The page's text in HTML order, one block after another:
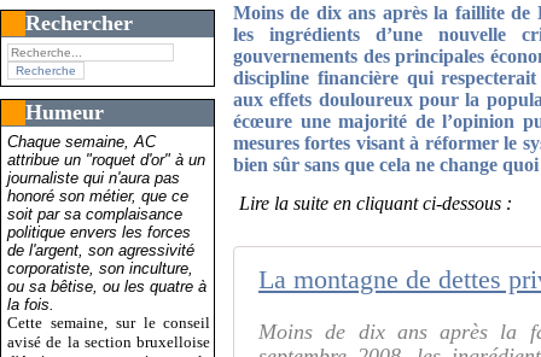
Rechercher
Humeur
Chaque semaine, AC
attribue un "roquet d'or" à un
journaliste qui n'aura pas
honoré son métier, que ce
soit par sa complaisance
politique envers les forces
de l'argent, son agressivité
corporatiste, son inculture,
ou sa bêtise, ou les quatre à
la fois.
Cette semaine, sur le conseil
avisé de la section bruxelloise
Moins de dix ans après la faillite de
les ingrédients d’une nouvelle
gouvernements des principales
discipline financière qui
aux effets douloureux pour la
écœure une majorité de l’opinion
mesures fortes visant à réformer le
bien sûr sans que cela ne change
Lire la suite en cliquant ci-dessous :
Moins de dix ans après la